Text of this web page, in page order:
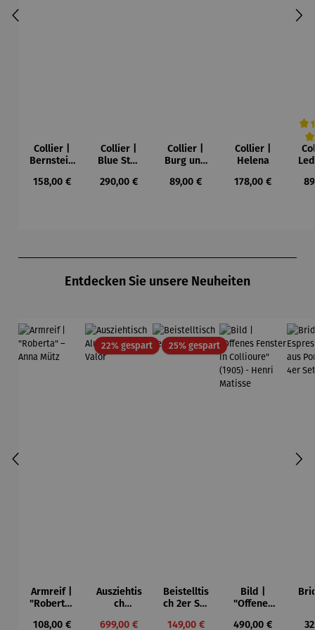
Collier |
Bernstein
Mond und
Regulärer Preis:
158,00 €
Collier |
Blue Star
Waszak
Regulärer Preis:
290,00 €
Collier |
Burg und
Paul Klee
Regulärer Preis:
89,00 €
Collier |
Helena
Regulärer Preis:
178,00 €
Entdecken Sie unsere Neuheiten
Armreif |
"Roberta"
Regulärer Preis:
108,00 €
22% gespartRabatt
Ausziehtis
ch
Verkaufspreis:
699,00 €
25% gespartRabatt
Beistelltis
ch 2er Set
Verkaufspreis:
149,00 €
Bild |
"Offenes
Regulärer Preis:
490,00 €